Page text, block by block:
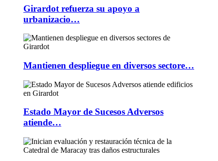
Girardot refuerza su apoyo a
urbanizacio…
Mantienen despliegue en diversos sectore…
Estado Mayor de Sucesos Adversos
atiende…